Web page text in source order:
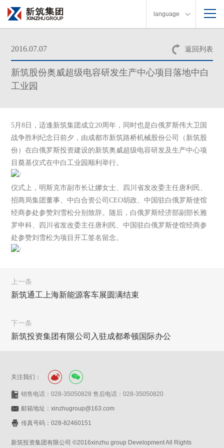
language
返回列表
2016.07.07
新筑股份奥威超级电容研发生产中心项目落地中白
工业园
5月8日，适逢新筑集团成立20周年，同时也是白俄罗斯伟大卫国
战争胜利纪念日前夕，由成都市新筑路桥机械股份公司（新筑股
份）在白俄罗斯投资建设的新筑奥威超级电容研发及生产中心项
目奠基仪式在中白工业园顺利举行。
仪式上，明斯克市副市长让娜女士、四川省发改委主任唐利民、
招商局集团董事、中白合资公司CEO胡政、中国驻白俄罗斯使馆
经商参处参赞刘雪松分别致辞。随后，白俄罗斯经济部副部长雅
罗申科、四川省发改委主任唐利民、中国驻白俄罗斯使馆经商参
处参赞刘雪松为项目开工签名留念。
上一条
新筑通工上海新能源客车展圆满结束
下一条
新筑投资集团有限公司入驻成都希顿国际办公
关注我们：
销售电话：028-35050828 售后电话：028-35050820
邮箱地址：xinzhugroup@163.com
传真号码：028-82460151
新筑投资集团有限公司 ©2016xinzhu group Development All Rights